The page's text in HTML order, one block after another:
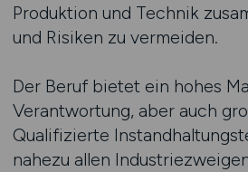
Produktion und Technik
und Risiken zu vermeiden.
Der Beruf bietet ein hohes
Verantwortung, aber auch
Qualifizierte
nahezu allen